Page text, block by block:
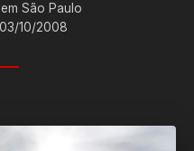
em São Paulo
10/2008